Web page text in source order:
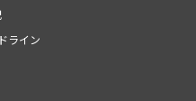
ライン